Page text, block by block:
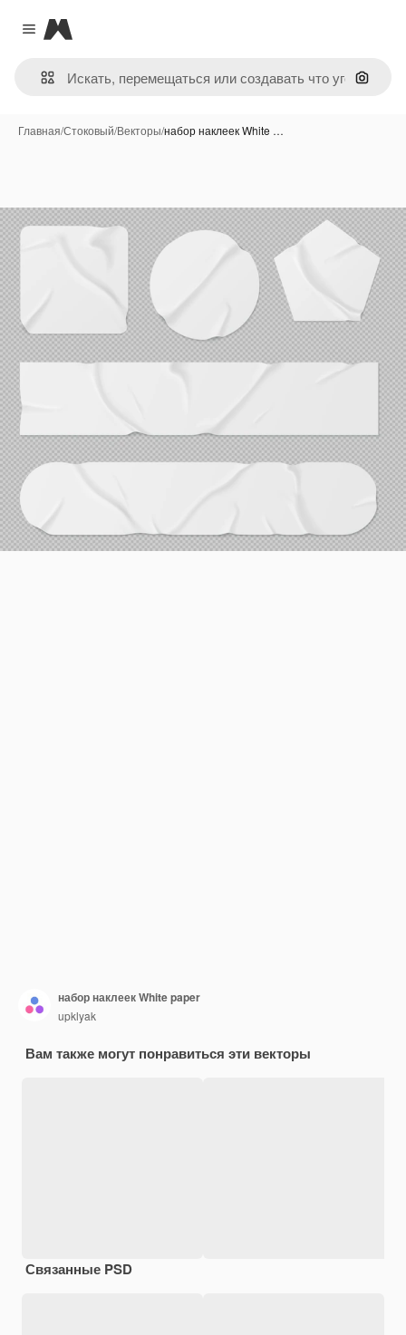
Close menu
Magnific
Поиск
Главная/Стоковый/Векторы/набор наклеек White …
набор наклеек White paper
upklyak
Вам также могут понравиться эти векторы
Связанные PSD